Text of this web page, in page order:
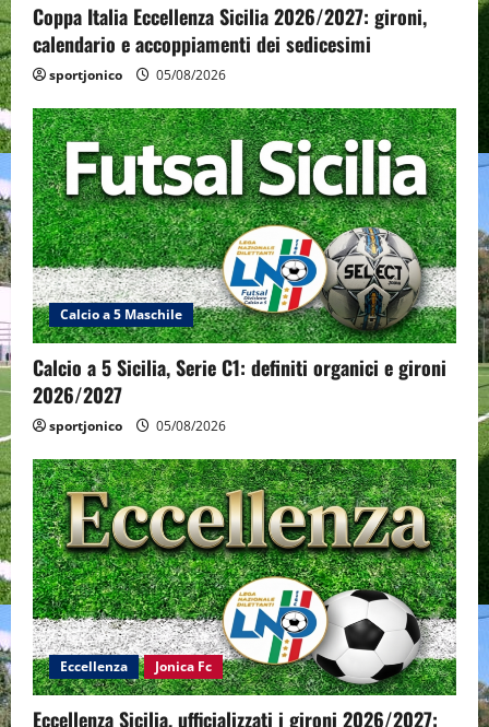
Coppa Italia Eccellenza Sicilia 2026/2027: gironi,
calendario e accoppiamenti dei sedicesimi
sportjonico 05/08/2026
Calcio a 5 Maschile
Calcio a 5 Sicilia, Serie C1: definiti organici e gironi
2026/2027
sportjonico 05/08/2026
Eccellenza Jonica Fc
Eccellenza Sicilia, ufficializzati i gironi 2026/2027: